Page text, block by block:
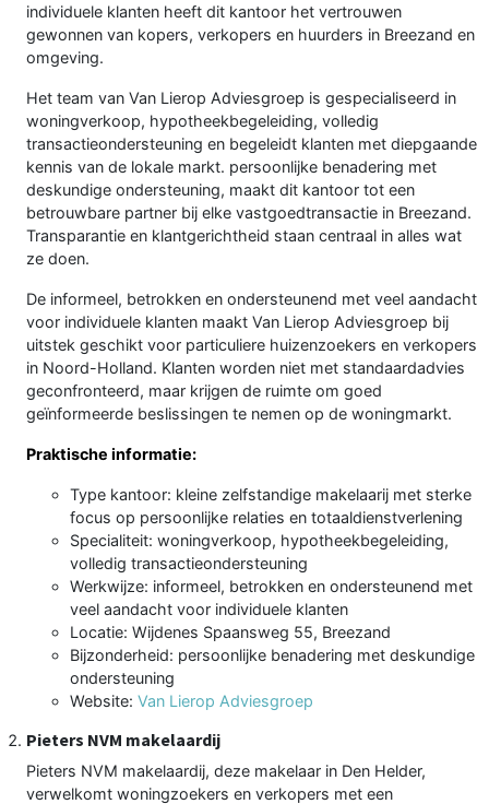
individuele klanten heeft dit kantoor het vertrouwen
gewonnen van kopers, verkopers en huurders in Breezand en
omgeving.
Het team van Van Lierop Adviesgroep is gespecialiseerd in
woningverkoop, hypotheekbegeleiding, volledig
transactieondersteuning en begeleidt klanten met diepgaande
kennis van de lokale markt. persoonlijke benadering met
deskundige ondersteuning, maakt dit kantoor tot een
betrouwbare partner bij elke vastgoedtransactie in Breezand.
Transparantie en klantgerichtheid staan centraal in alles wat
ze doen.
De informeel, betrokken en ondersteunend met veel aandacht
voor individuele klanten maakt Van Lierop Adviesgroep bij
uitstek geschikt voor particuliere huizenzoekers en verkopers
in Noord-Holland. Klanten worden niet met standaardadvies
geconfronteerd, maar krijgen de ruimte om goed
geïnformeerde beslissingen te nemen op de woningmarkt.
Praktische informatie:
Type kantoor: kleine zelfstandige makelaarij met sterke
focus op persoonlijke relaties en totaaldienstverlening
Specialiteit: woningverkoop, hypotheekbegeleiding,
volledig transactieondersteuning
Werkwijze: informeel, betrokken en ondersteunend met
veel aandacht voor individuele klanten
Locatie: Wijdenes Spaansweg 55, Breezand
Bijzonderheid: persoonlijke benadering met deskundige
ondersteuning
Website: Van Lierop Adviesgroep
Pieters NVM makelaardij
Pieters NVM makelaardij, deze makelaar in Den Helder,
verwelkomt woningzoekers en verkopers met een